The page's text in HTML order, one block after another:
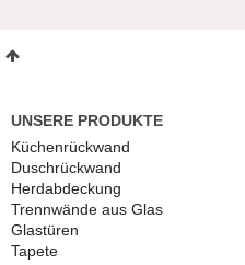
UNSERE PRODUKTE
Küchenrückwand
Duschrückwand
Herdabdeckung
Trennwände aus Glas
Glastüren
Tapete